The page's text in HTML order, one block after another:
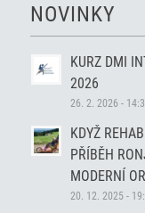
NOVINKY
KURZ DMI
2026
26. 2. 2026 -
KDYŽ
PŘÍBĚH
MODERNÍ
20. 12. 2025 -